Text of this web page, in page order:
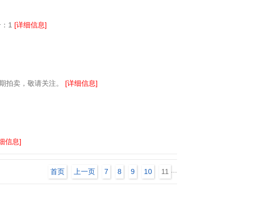
1 [详细信息]
拍卖，敬请关注。 [详细信息]
信息]
首页 上一页 7 8 9 10 11